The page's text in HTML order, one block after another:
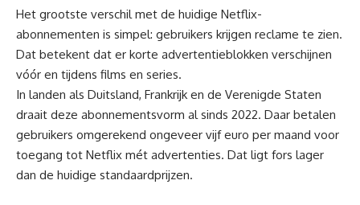
Het grootste verschil met de huidige Netflix-
abonnementen is simpel: gebruikers krijgen reclame te zien.
Dat betekent dat er korte advertentieblokken verschijnen
vóór en tijdens films en series.
In landen als Duitsland, Frankrijk en de Verenigde Staten
draait deze abonnementsvorm al sinds 2022. Daar betalen
gebruikers omgerekend ongeveer vijf euro per maand voor
toegang tot Netflix mét advertenties. Dat ligt fors lager
dan de huidige standaardprijzen.